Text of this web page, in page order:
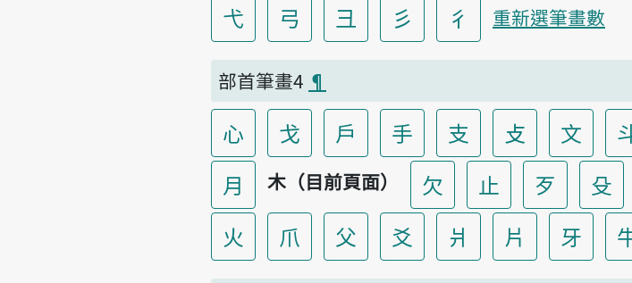
弋
弓 彐 彡 彳 重新選筆畫數
部首筆畫4 ¶
心 戈 戶 手 支 攴 文
月
木（目前頁面） 欠 止 歹 殳
火
爪 父 爻 爿 片 牙